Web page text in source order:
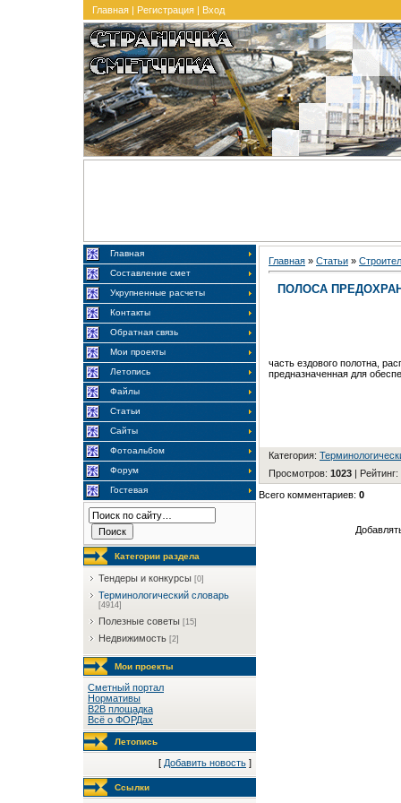
Главная | Регистрация | Вход
Главная
Составление смет
Укрупненные расчеты
Контакты
Обратная связь
Мои проекты
Летопись
Файлы
Статьи
Сайты
Фотоальбом
Форум
Гостевая
Категории раздела
Тендеры и конкурсы [0]
Терминологический словарь
[4914]
Полезные советы [15]
Недвижимость [2]
Мои проекты
Сметный портал
Нормативы
B2B площадка
Всё о ФОРДах
Летопись
[ Добавить новость ]
Ссылки
Главная » Статьи »
ПОЛОСА
часть ездового полотна,
предназначенная для
Категория:
Просмотров: 1023 | Рейтинг:
Всего комментариев: 0